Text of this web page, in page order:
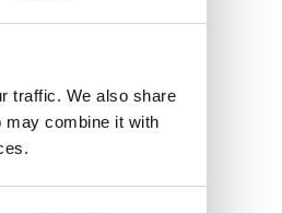
traffic. We also share
may combine it with